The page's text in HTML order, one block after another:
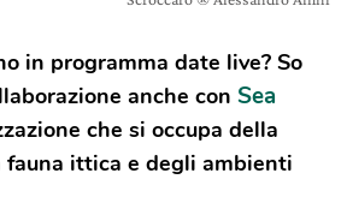
in programma date live? So
anche con Sea
che si occupa della
fauna ittica e degli ambienti